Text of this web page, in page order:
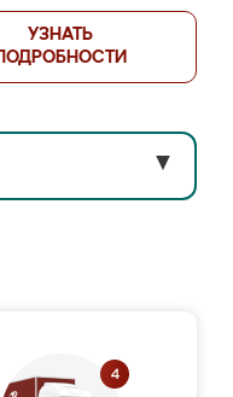
УЗНАТЬ
ПОДРОБНОСТИ
▼